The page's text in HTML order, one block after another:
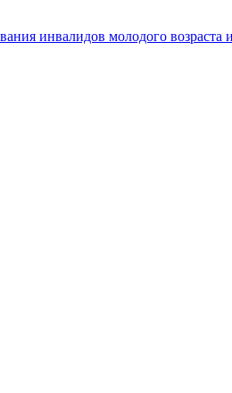
инвалидов молодого